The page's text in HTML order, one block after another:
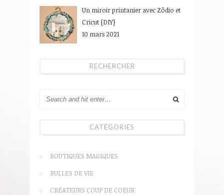
Un miroir printanier avec Zôdio et
Cricut {DIY}
10 mars 2021
RECHERCHER
CATÉGORIES
BOUTIQUES MAGIQUES
BULLES DE VIE
CRÉATEURS COUP DE COEUR